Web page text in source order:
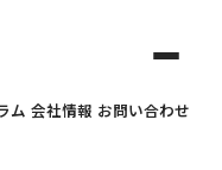
ム 会社情報 お問い合わせ